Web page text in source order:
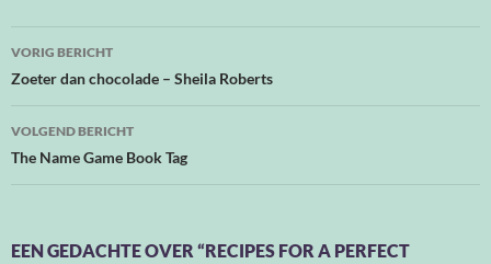
Bericht
navigatie
VORIG BERICHT
Zoeter dan chocolade – Sheila Roberts
VOLGEND BERICHT
The Name Game Book Tag
EEN GEDACHTE OVER “RECIPES FOR A PERFECT